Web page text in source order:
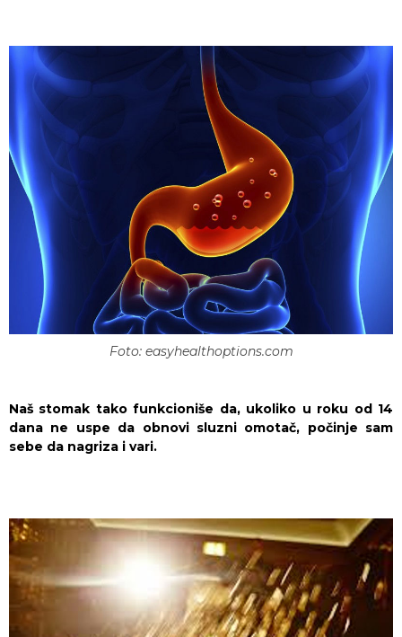
Foto: easyhealthoptions.com
Naš stomak tako funkcioniše da, ukoliko u roku od 14
dana ne uspe da obnovi sluzni omotač, počinje sam
sebe da nagriza i vari.